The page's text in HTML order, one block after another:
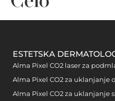
ESTETSKA
Alma Pixel CO2 laser za
Alma Pixel CO2 za uklanjanje
Alma Pixel CO2 za uklanjanje